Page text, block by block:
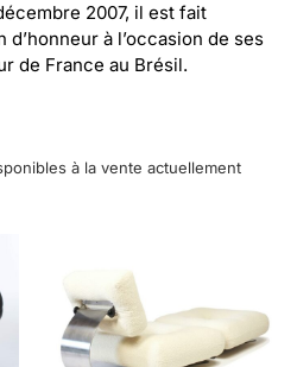
2007, il est fait
à l’occasion de ses
de France au Brésil.
à la vente actuellement